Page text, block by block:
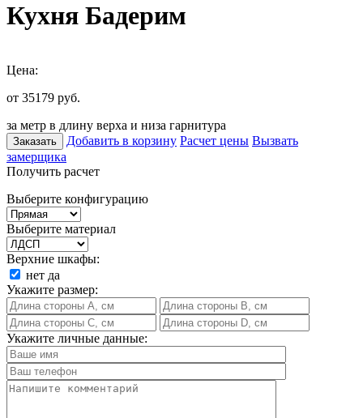
Кухня Бадерим
Цена:
от 35179 руб.
за метр в длину верха и низа гарнитура
Заказать Добавить в корзину Расчет цены Вызвать
замерщика
Получить расчет
Выберите конфигурацию
Выберите материал
Верхние шкафы:
нет да
Укажите размер:
Укажите личные данные: